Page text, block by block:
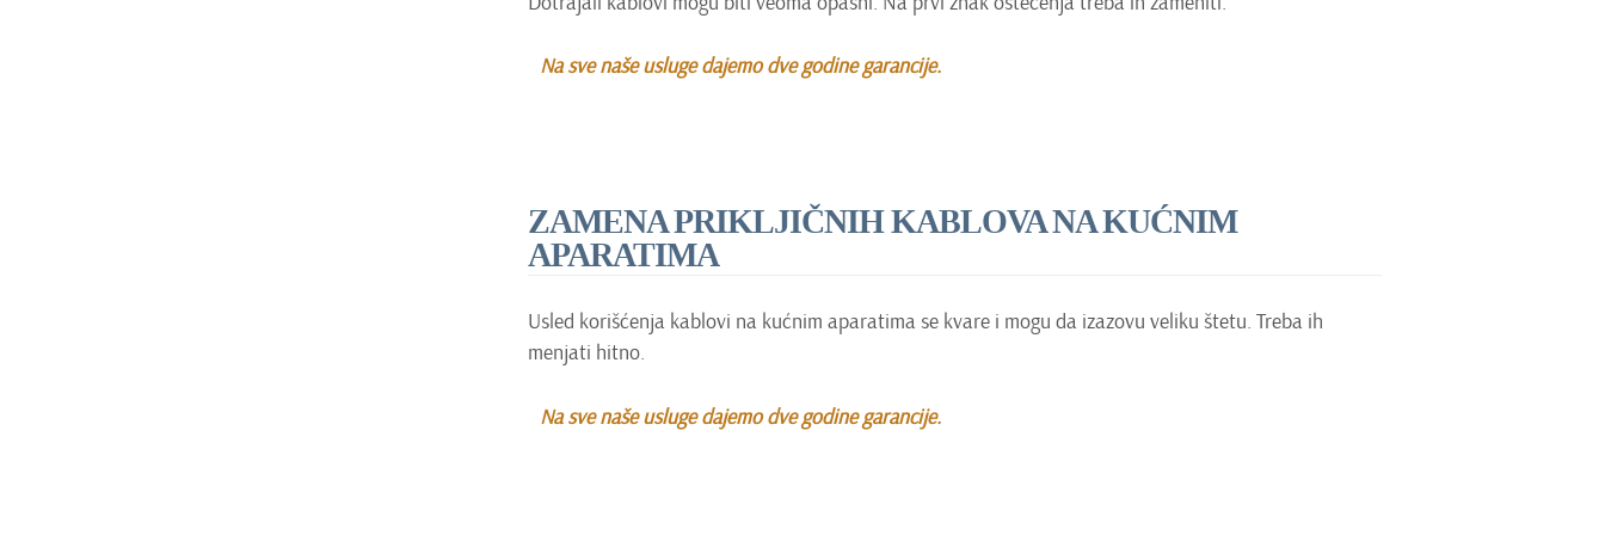
Na sve naše usluge dajemo dve godine garancije.
ZAMENA PRIKLJIČNIH KABLOVA NA KUĆNIM
APARATIMA
Usled korišćenja kablovi na kućnim aparatima se kvare i mogu da izazovu veliku štetu. Treba ih
menjati hitno.
Na sve naše usluge dajemo dve godine garancije.